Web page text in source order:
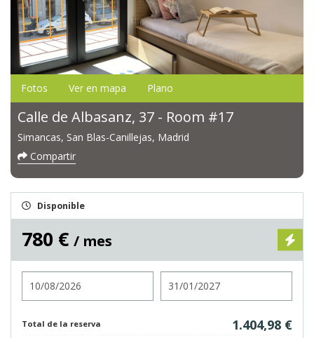
Fotos Ver en mapa Plano
Calle de Albasanz, 37 - Room #17
Simancas, San Blas-Canillejas, Madrid
Compartir
Disponible
780 € / mes
Total de la reserva 1.404,98 €